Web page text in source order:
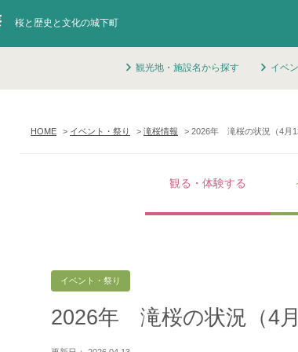
桜と歴史と文化の城下町
観光地・施設名から探す イベ
HOME イベント・祭り 滝桜情報 2026年 滝桜の状況（4月
観る・体験する
イベント・祭り
2026年 滝桜の状況（4